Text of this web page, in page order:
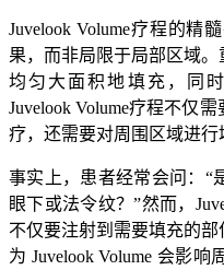
Juvelook Volume疗程的精
果，而非局限于局部区域。
均匀大面积地填充，同
Juvelook Volume疗程不仅
疗，还需要对周围区域进行
事实上，患者经常会问：“
眼下或法令纹？”然而，
不仅要注射到需要填充的
为 Juvelook Volume 会影